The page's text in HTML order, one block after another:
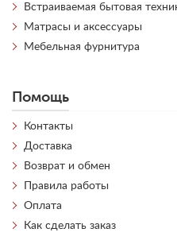
Встраиваемая бытовая
Матрасы и аксессуары
Мебельная фурнитура
Помощь
Контакты
Доставка
Возврат и обмен
Правила работы
Оплата
Как сделать заказ